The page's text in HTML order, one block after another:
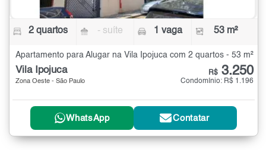
2 quartos - suíte 1 vaga 53 m²
Apartamento para Alugar na Vila Ipojuca com 2 quartos - 53 m²
Vila Ipojuca
Zona Oeste - São Paulo
R$ 3.250
Condomínio: R$ 1.196
WhatsApp Contatar